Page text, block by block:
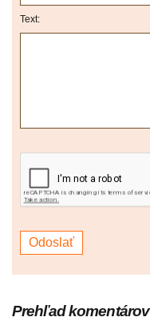
Text:
Prehľad komentárov